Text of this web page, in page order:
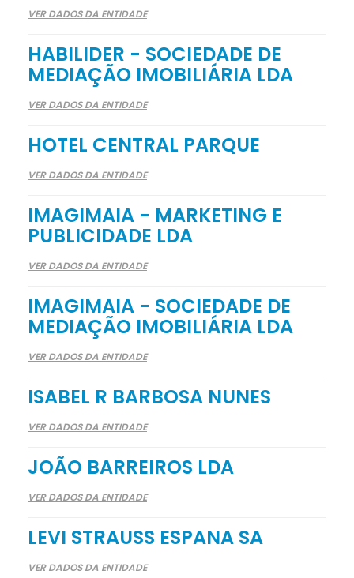
VER DADOS DA ENTIDADE
HABILIDER - SOCIEDADE DE
MEDIAÇÃO IMOBILIÁRIA LDA
VER DADOS DA ENTIDADE
HOTEL CENTRAL PARQUE
VER DADOS DA ENTIDADE
IMAGIMAIA - MARKETING E
PUBLICIDADE LDA
VER DADOS DA ENTIDADE
IMAGIMAIA - SOCIEDADE DE
MEDIAÇÃO IMOBILIÁRIA LDA
VER DADOS DA ENTIDADE
ISABEL R BARBOSA NUNES
VER DADOS DA ENTIDADE
JOÃO BARREIROS LDA
VER DADOS DA ENTIDADE
LEVI STRAUSS ESPANA SA
VER DADOS DA ENTIDADE